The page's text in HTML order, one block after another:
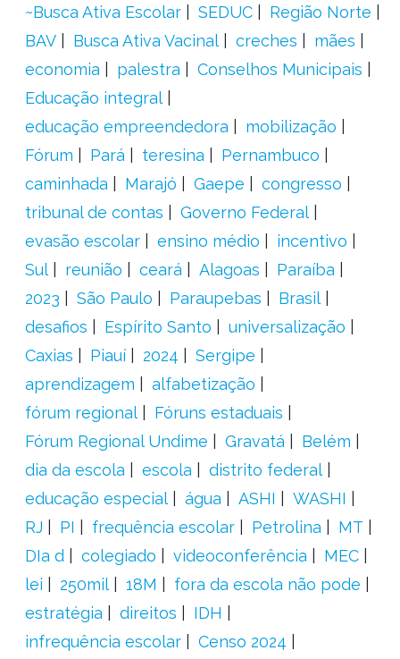
~Busca Ativa Escolar
SEDUC
Região Norte
BAV
Busca Ativa Vacinal creches
mães
economia
palestra
Conselhos Municipais
Educação integral
educação empreendedora
mobilização
Fórum
Pará teresina
Pernambuco
caminhada
Marajó Gaepe
congresso
tribunal de contas
Governo Federal
evasão escolar
ensino médio
incentivo
Sul
reunião ceará Alagoas
Paraíba
2023
São Paulo Paraupebas
Brasil
desafios
Espírito Santo
universalização
Caxias
Piauí 2024
Sergipe
aprendizagem
alfabetização
fórum regional
Fóruns estaduais
Fórum Regional Undime
Gravatá
Belém
dia da escola
escola
distrito federal
educação especial
água ASHI
WASHI
RJ
PI frequência escolar Petrolina
MT
DIa d
colegiado videoconferência
MEC
lei
250mil 18M
fora da escola não pode
estratégia
direitos
IDH
infrequência escolar
Censo 2024